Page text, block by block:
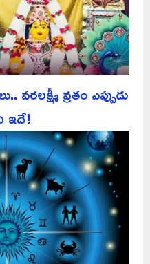
వరలక్ష్మీ వ్రతం ఎప్పుడు
ఇదే!